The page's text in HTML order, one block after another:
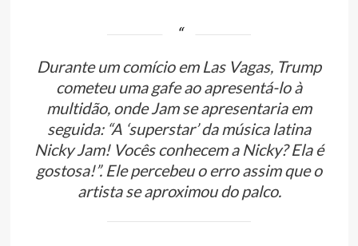
Durante um comício em Las Vagas, Trump
cometeu uma gafe ao apresentá-lo à
multidão, onde Jam se apresentaria em
seguida: “A ‘superstar’ da música latina
Nicky Jam! Vocês conhecem a Nicky? Ela é
gostosa!”. Ele percebeu o erro assim que o
artista se aproximou do palco.